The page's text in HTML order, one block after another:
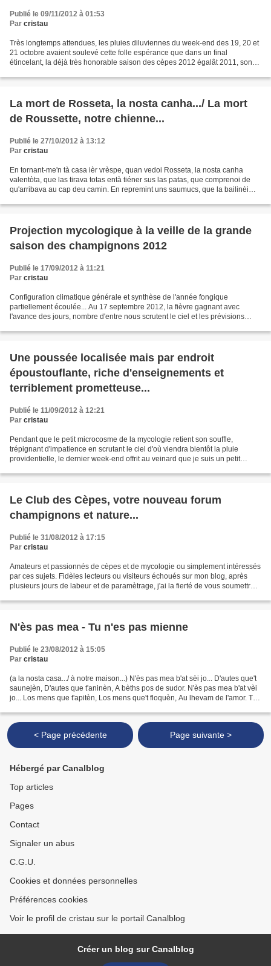
Publié le 09/11/2012 à 01:53
Par cristau
Très longtemps attendues, les pluies diluviennes du week-end des 19, 20 et
21 octobre avaient soulevé cette folle espérance que dans un final
étincelant, la déjà très honorable saison des cèpes 2012 égalât 2011, son
La mort de Rosseta, la nosta canha.../ La mort
de Roussette, notre chienne...
Publié le 27/10/2012 à 13:12
Par cristau
En tornant-me'n tà casa ièr vrèspe, quan vedoi Rosseta, la nosta canha
valentòta, que las tirava totas entà tiéner sus las patas, que comprenoi de
qu'arribava au cap deu camin. En repremint uns saumucs, que la bailinèi
Projection mycologique à la veille de la grande
saison des champignons 2012
Publié le 17/09/2012 à 11:21
Par cristau
Configuration climatique générale et synthèse de l'année fongique
partiellement écoulée... Au 17 septembre 2012, la fièvre gagnant avec
l'avance des jours, nombre d'entre nous scrutent le ciel et les prévisions
Une poussée localisée mais par endroit
époustouflante, riche d'enseignements et
terriblement prometteuse...
Publié le 11/09/2012 à 12:21
Par cristau
Pendant que le petit microcosme de la mycologie retient son souffle,
trépignant d'impatience en scrutant le ciel d'où viendra bientôt la pluie
providentielle, le dernier week-end offrit au veinard que je suis un petit
Le Club des Cèpes, votre nouveau forum
champignons et nature...
Publié le 31/08/2012 à 17:15
Par cristau
Amateurs et passionnés de cèpes et de mycologie ou simplement intéressés
par ces sujets. Fidèles lecteurs ou visiteurs échoués sur mon blog, après
plusieurs jours de labeur et de paramètrage, j'ai la fierté de vous soumettre
N'ès pas mea - Tu n'es pas mienne
Publié le 23/08/2012 à 15:05
Par cristau
(a la nosta casa.../ à notre maison...) N'ès pas mea b'at sèi jo... D'autes que't
saunejèn, D'autes que t'aninèn, A bèths pos de sudor. N'ès pas mea b'at vèi
jo... Los mens que t'apitèn, Los mens que't floquèn, Au lhevam de l'amor. Tu
< Page précédente Page suivante >
Hébergé par Canalblog
Top articles
Pages
Contact
Signaler un abus
C.G.U.
Cookies et données personnelles
Préférences cookies
Voir le profil de cristau sur le portail Canalblog
Créer un blog sur Canalblog